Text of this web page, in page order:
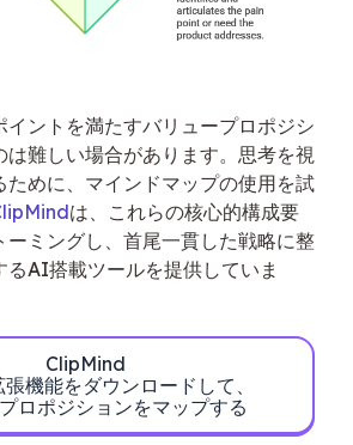
イントを満たすバリュープロポジシ
は難しい場合があります。思考を視
ために、マインドマップの使用を試
は、これらの核心的構成要
ーミングし、首尾一貫した戦略に整
るAI搭載ツールを提供していま
ClipMind
機能をダウンロードして、
ロポジションをマップする